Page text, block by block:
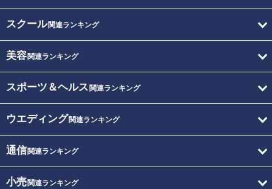
スクール関連ランキング
美容関連ランキング
スポーツ＆ヘルス 関連ランキング
ウエディング関連ランキング
通信関連ランキング
小売関連ランキング